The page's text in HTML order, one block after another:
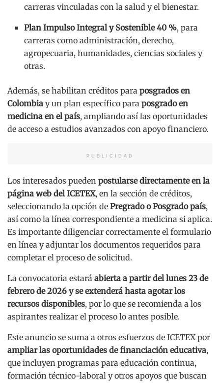
carreras vinculadas con la salud y el bienestar.
Plan Impulso Integral y Sostenible 40 %, para
carreras como administración, derecho,
agropecuaria, humanidades, ciencias sociales y
otras.
Además, se habilitan créditos para posgrados en
Colombia y un plan específico para posgrado en
medicina en el país, ampliando así las oportunidades
de acceso a estudios avanzados con apoyo financiero.
PUBLICIDAD
Los interesados pueden postularse directamente en la
página web del ICETEX, en la sección de créditos,
seleccionando la opción de Pregrado o Posgrado país,
así como la línea correspondiente a medicina si aplica.
Es importante diligenciar correctamente el formulario
en línea y adjuntar los documentos requeridos para
completar el proceso de solicitud.
La convocatoria estará abierta a partir del lunes 23 de
febrero de 2026 y se extenderá hasta agotar los
recursos disponibles, por lo que se recomienda a los
aspirantes realizar el proceso lo antes posible.
Este anuncio se suma a otros esfuerzos de ICETEX por
ampliar las oportunidades de financiación educativa,
que incluyen programas para educación continua,
formación técnico-laboral y otros apoyos que buscan